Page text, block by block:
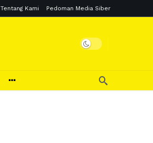
Tentang Kami Pedoman Media Siber